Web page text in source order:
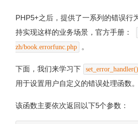
PHP5+之后，提供了一系列的错误行
持实现这样的业务场景，官方手册：
zh/book.errorfunc.php
。
下面，我们来学习下 set_error_handler()
用于设置用户自定义的错误处理函数。
该函数主要依次返回以下5个参数：